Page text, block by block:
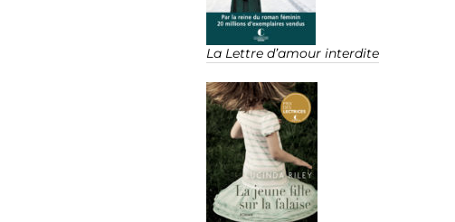
La Lettre d’amour interdite